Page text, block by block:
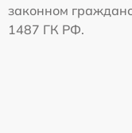
законном
1487 ГК РФ.